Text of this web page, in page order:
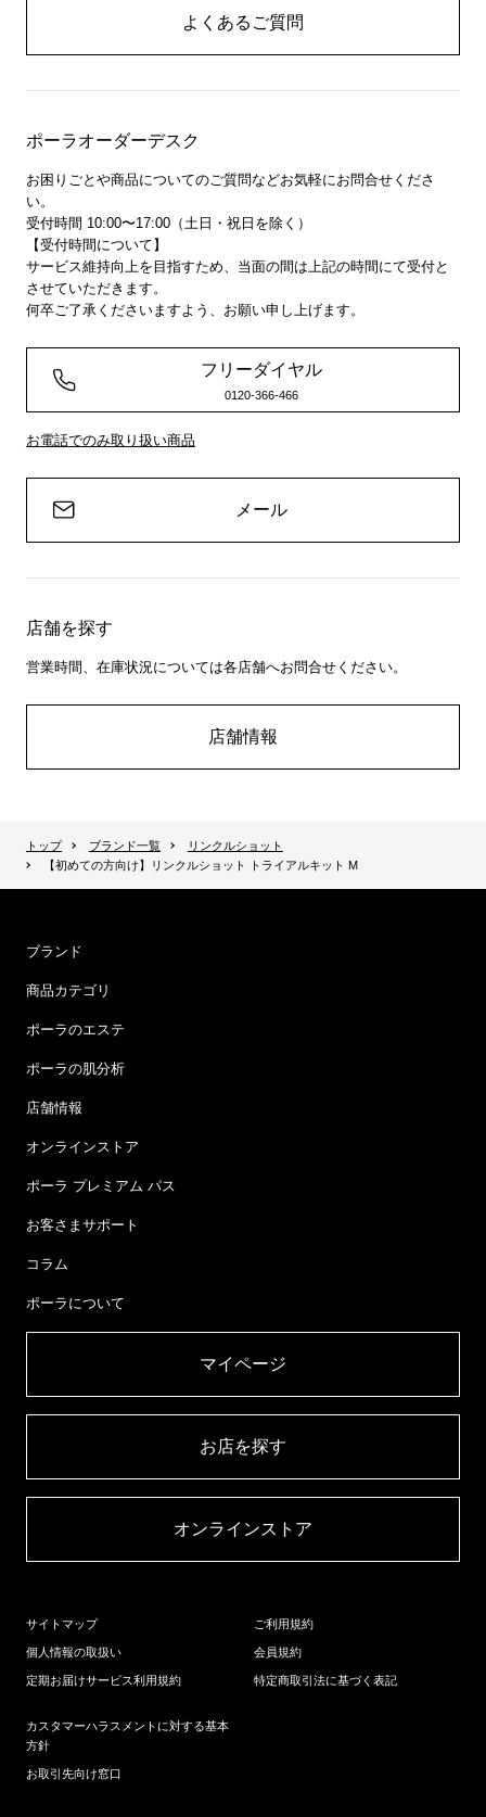
よくあるご質問
ポーラオーダーデスク
お困りごとや商品についてのご質問などお気軽にお問合せくださ
い。
受付時間 10:00〜17:00（土日・祝日を除く）
【受付時間について】
サービス維持向上を目指すため、当面の間は上記の時間にて受付と
させていただきます。
何卒ご了承くださいますよう、お願い申し上げます。
フリーダイヤル
0120-366-466
お電話でのみ取り扱い商品
メール
店舗を探す
営業時間、在庫状況については各店舗へお問合せください。
店舗情報
トップ ブランド一覧
リンクルショット
【初めての方向け】リンクルショット トライアルキット M
ブランド
商品カテゴリ
ポーラのエステ
ポーラの肌分析
店舗情報
オンラインストア
ポーラ プレミアム パス
お客さまサポート
コラム
ポーラについて
マイページ​
お店を探す​
オンラインストア​
サイトマップ
個人情報の取扱い
定期お届けサービス利用規約
ご利用規約
会員規約
特定商取引法に基づく表記
カスタマーハラスメントに対する基本
方針
お取引先向け窓口